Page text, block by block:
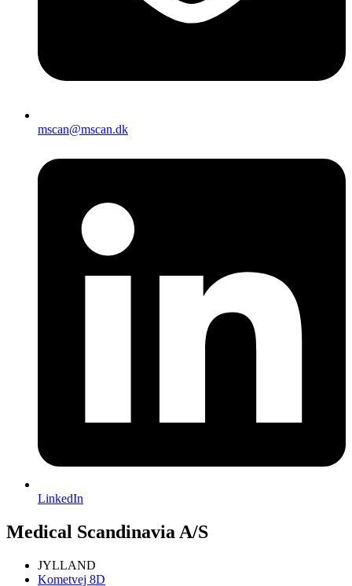
mscan@mscan.dk
LinkedIn
Medical Scandinavia A/S
JYLLAND
Kometvej 8D